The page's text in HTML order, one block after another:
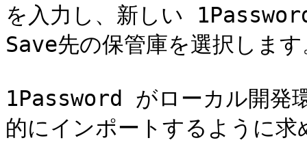
を入力し、新しい
Save先の保管庫を選択します
1Password がローカル開発
的にインポートするように求